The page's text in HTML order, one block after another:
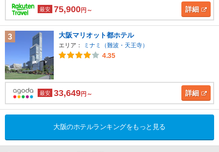
最安 75,900円～ 詳細
3 大阪マリオット都ホテル
エリア： ミナミ（難波・天王寺）
4.35
最安 33,649円～ 詳細
大阪のホテルランキングをもっと見る